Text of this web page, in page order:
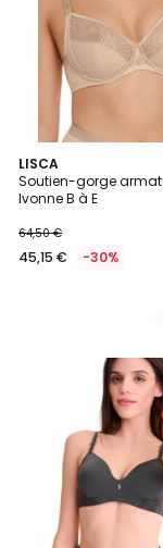
LISCA
Soutien-gorge
Ivonne B à E
64,50 €
45,15 € -30%
2
Couleurs